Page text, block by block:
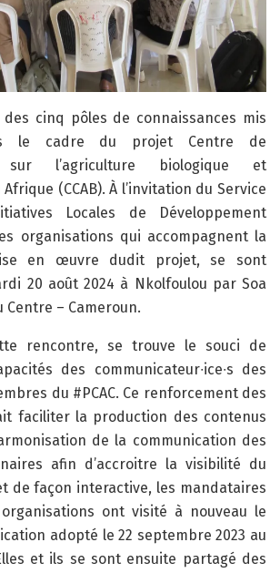
des cinq pôles de connaissances mis
le cadre du projet Centre de
sur l’agriculture biologique et
(CCAB). À l’invitation du Service
Locales de Développement
organisations qui accompagnent la
en œuvre dudit projet, se sont
20 août 2024 à Nkolfoulou par Soa
– Cameroun.
rencontre, se trouve le souci de
des communicateur∙ice∙s des
du #PCAC. Ce renforcement des
faciliter la production des contenus
de la communication des
afin d’accroitre la visibilité du
de façon interactive, les mandataires
ont visité à nouveau le
adopté le 22 septembre 2023 au
et ils se sont ensuite partagé des